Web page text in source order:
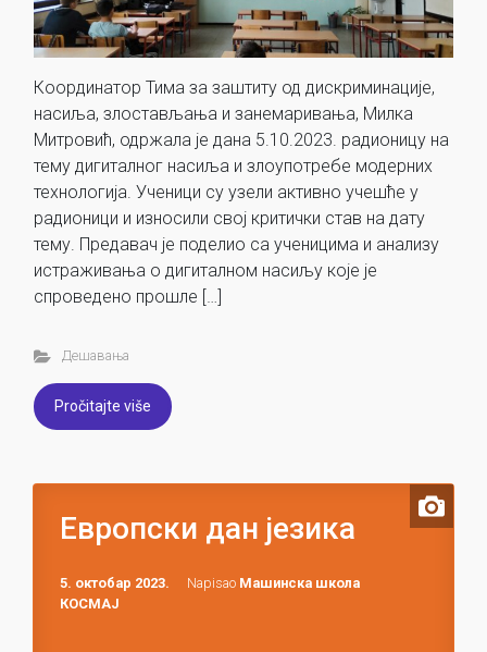
Координатор Тима за заштиту од дискриминације,
насиља, злостављања и занемаривања, Милка
Митровић, одржала је дана 5.10.2023. радионицу на
тему дигиталног насиља и злоупотребе модерних
технологија. Ученици су узели активно учешће у
радионици и износили свој критички став на дату
тему. Предавач је поделио са ученицима и анализу
истраживања о дигиталном насиљу које је
спроведено прошле […]
Дешавања
Pročitajte više
Европски дан језика
5. октобар 2023. Napisao Машинска школа
КОСМАЈ